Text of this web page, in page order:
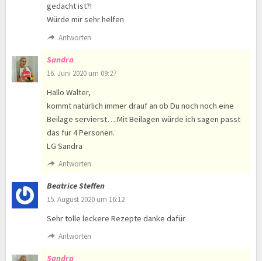
gedacht ist?!
Würde mir sehr helfen
Antworten
Sandra
16. Juni 2020 um 09:27
Hallo Walter,
kommt natürlich immer drauf an ob Du noch noch eine
Beilage servierst….Mit Beilagen würde ich sagen passt
das für 4 Personen.
LG Sandra
Antworten
Beatrice Steffen
15. August 2020 um 16:12
Sehr tolle leckere Rezepte danke dafür
Antworten
Sandra